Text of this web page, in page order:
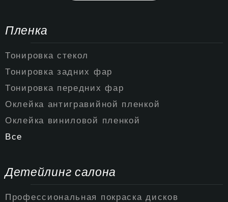
Пленка
Тонировка стекол
Тонировка задних фар
Тонировка передних фар
Оклейка антигравийной пленкой
Оклейка виниловой пленкой
Все
Детейлинг салона
Профессиональная покраска дисков